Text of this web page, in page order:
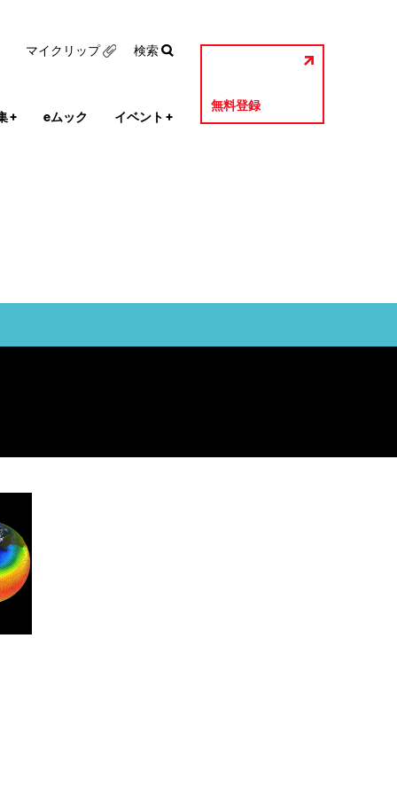
+ eムック イベント +
無料登録
マイクリップ 検索